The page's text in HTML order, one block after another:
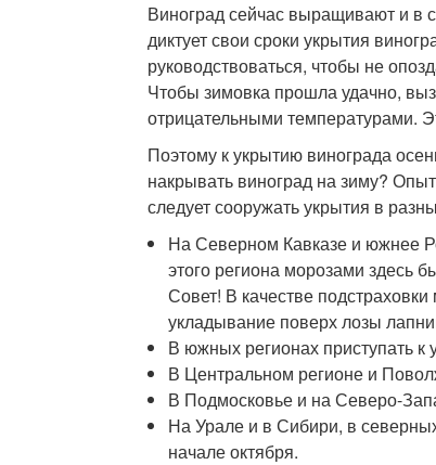
Виноград сейчас выращивают и в
диктует свои сроки укрытия
руководствоваться, чтобы не
Чтобы зимовка прошла удачно,
отрицательными температурами.
Поэтому к укрытию винограда
накрывать виноград на зиму?
следует сооружать укрытия в
На Северном Кавказе и южнее
этого региона морозами здесь
Совет! В качестве
укладывание поверх лозы
В южных регионах приступать
В Центральном регионе и
В Подмосковье и на Северо-
На Урале и в Сибири, в
начале октября.